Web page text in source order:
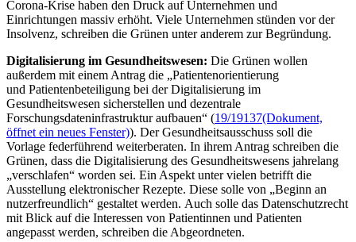
Corona-Krise haben den Druck auf Unternehmen und
Einrichtungen massiv erhöht. Viele Unternehmen stünden vor der
Insolvenz, schreiben die Grünen unter anderem zur Begründung.
Digitalisierung im Gesundheitswesen: Die Grünen wollen
außerdem mit einem Antrag die „Patientenorientierung
und Patientenbeteiligung bei der Digitalisierung im
Gesundheitswesen sicherstellen und dezentrale
Forschungsdateninfrastruktur aufbauen“ (19/19137(Dokument,
öffnet ein neues Fenster)). Der Gesundheitsausschuss soll die
Vorlage federführend weiterberaten. In ihrem Antrag schreiben die
Grünen, dass die Digitalisierung des Gesundheitswesens jahrelang
„verschlafen“ worden sei. Ein Aspekt unter vielen betrifft die
Ausstellung elektronischer Rezepte. Diese solle von „Beginn an
nutzerfreundlich“ gestaltet werden. Auch solle das Datenschutzrecht
mit Blick auf die Interessen von Patientinnen und Patienten
angepasst werden, schreiben die Abgeordneten.